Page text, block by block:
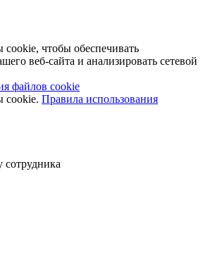
чтобы обеспечивать
веб-сайта и анализировать сетевой
файлов cookie
cookie. Правила использования